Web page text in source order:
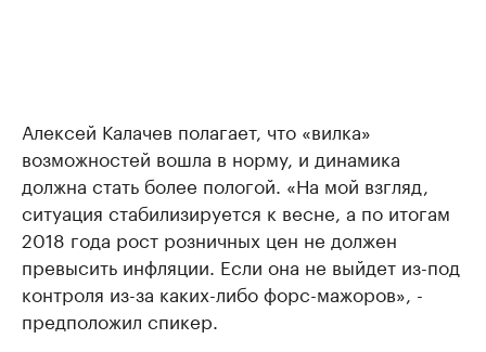
Алексей Калачев полагает, что «вилка»
возможностей вошла в норму, и динамика
должна стать более пологой. «На мой взгляд,
ситуация стабилизируется к весне, а по итогам
2018 года рост розничных цен не должен
превысить инфляции. Если она не выйдет из-под
контроля из-за каких-либо форс-мажоров», -
предположил спикер.